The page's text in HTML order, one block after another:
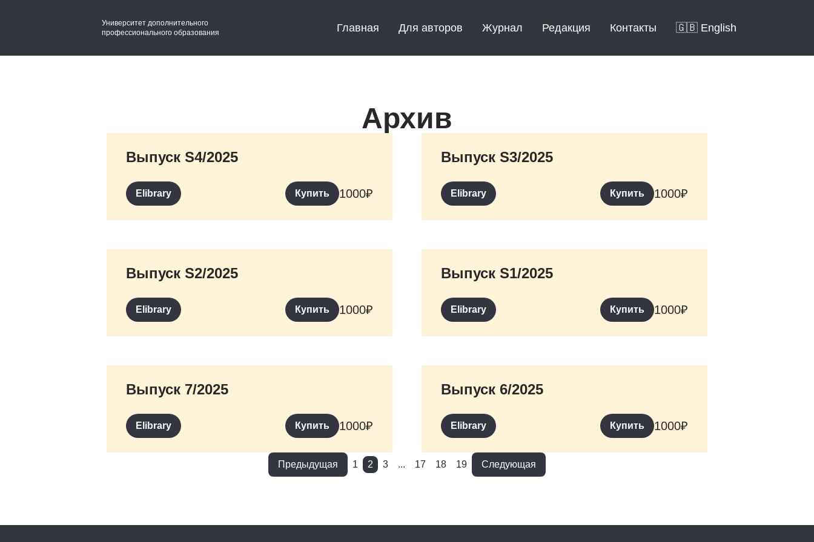
Университет дополнительного
профессионального образования
Главная Для авторов Журнал Редакция Контакты 🇬🇧 English
Архив
Выпуск S4/2025
Elibrary Купить 1000₽
Выпуск S3/2025
Elibrary Купить 1000₽
Выпуск S2/2025
Elibrary Купить 1000₽
Выпуск S1/2025
Elibrary Купить 1000₽
Выпуск 7/2025
Elibrary Купить 1000₽
Выпуск 6/2025
Elibrary Купить 1000₽
Предыдущая 1 2 3 ... 17 18 19 Следующая